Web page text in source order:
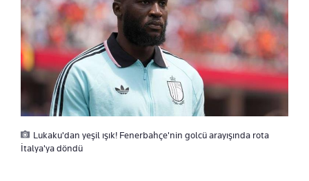
Lukaku'dan yeşil ışık! Fenerbahçe'nin golcü arayışında rota
İtalya'ya döndü